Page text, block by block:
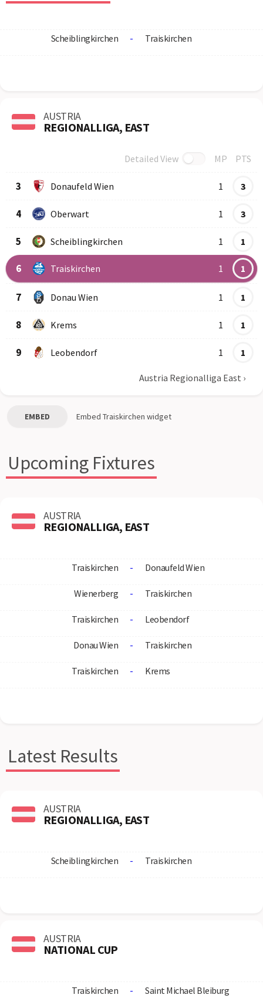
Scheiblingkirchen - Traiskirchen
AUSTRIA
REGIONALLIGA, EAST
Detailed View MP PTS
3 Donaufeld Wien 1 3
4 Oberwart 1 3
5 Scheiblingkirchen 1 1
6 Traiskirchen 1 1
7 Donau Wien 1 1
8 Krems 1 1
9 Leobendorf 1 1
Austria Regionalliga East ›
EMBED Embed Traiskirchen widget
Upcoming Fixtures
AUSTRIA
REGIONALLIGA, EAST
Traiskirchen - Donaufeld Wien
Wienerberg - Traiskirchen
Traiskirchen - Leobendorf
Donau Wien - Traiskirchen
Traiskirchen - Krems
Latest Results
AUSTRIA
REGIONALLIGA, EAST
Scheiblingkirchen - Traiskirchen
AUSTRIA
NATIONAL CUP
Traiskirchen - Saint Michael Bleiburg